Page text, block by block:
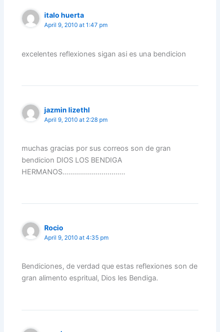
italo huerta
April 9, 2010 at 1:47 pm
excelentes reflexiones sigan asi es una bendicion
jazmin lizethl
April 9, 2010 at 2:28 pm
muchas gracias por sus correos son de gran
bendicion DIOS LOS BENDIGA
HERMANOS…………………………..
Rocio
April 9, 2010 at 4:35 pm
Bendiciones, de verdad que estas reflexiones son de
gran alimento espritual, Dios les Bendiga.